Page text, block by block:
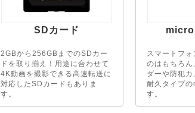
SDカード
2GBから256GBまでのSDカー
ドを取り揃え！用途に合わせて
4K動画を撮影できる高速転送に
対応したSDカードもありま
す。
スマートフ
のはもちろん
ダーや防犯
耐久タイプ
す。